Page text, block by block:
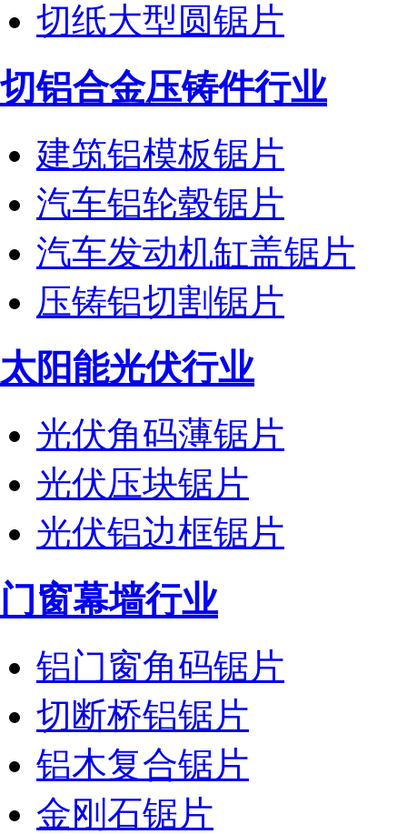
切纸大型圆锯片
切铝合金压铸件行业
建筑铝模板锯片
汽车铝轮毂锯片
汽车发动机缸盖锯片
压铸铝切割锯片
太阳能光伏行业
光伏角码薄锯片
光伏压块锯片
光伏铝边框锯片
门窗幕墙行业
铝门窗角码锯片
切断桥铝锯片
铝木复合锯片
金刚石锯片